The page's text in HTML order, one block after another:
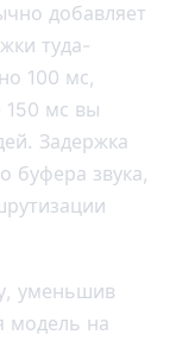
добавляет
туда-
100 мс,
мс вы
Задержка
буфера звука,
уменьшив
модель на